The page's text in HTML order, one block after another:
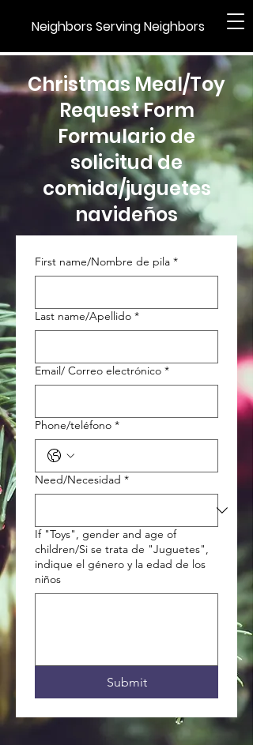
Neighbors Serving Neighbors
Christmas Meal/Toy
Request Form
Formulario de
solicitud de
comida/juguetes
navideños
First name/Nombre de pila *
Last name/Apellido *
Email/ Correo electrónico *
Phone/teléfono *
Need/Necesidad *
If "Toys", gender and age of
children/Si se trata de "Juguetes",
indique el género y la edad de los
niños
Submit